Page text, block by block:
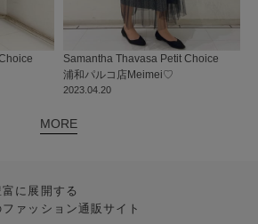
2023.04.20
Samantha Thavasa Petit Choice
浦和パルコ店Meimei♡
MORE
に展開する
ァッション通販サイト